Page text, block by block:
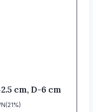
cm, D-6 cm